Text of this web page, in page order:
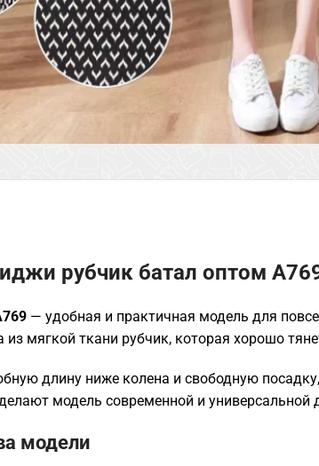
рубчик батал оптом
— удобная и практичная модель для
мягкой ткани рубчик, которая хорошо
длину ниже колена и свободную
модель современной и универсальной
модели